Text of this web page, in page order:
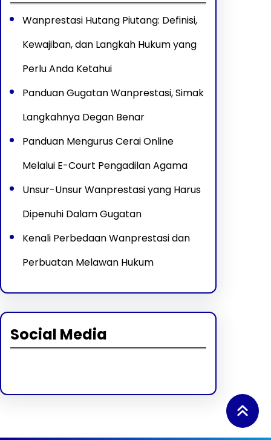
Wanprestasi Hutang Piutang: Definisi,
Kewajiban, dan Langkah Hukum yang
Perlu Anda Ketahui
Panduan Gugatan Wanprestasi, Simak
Langkahnya Degan Benar
Panduan Mengurus Cerai Online
Melalui E-Court Pengadilan Agama
Unsur-Unsur Wanprestasi yang Harus
Dipenuhi Dalam Gugatan
Kenali Perbedaan Wanprestasi dan
Perbuatan Melawan Hukum
Social Media